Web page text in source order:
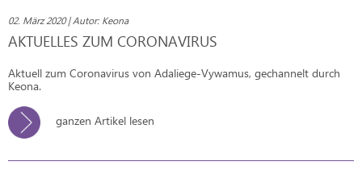
02. März 2020 | Autor: Keona
AKTUELLES ZUM CORONAVIRUS
Aktuell zum Coronavirus von Adaliege-Vywamus, gechannelt durch
Keona.
ganzen Artikel lesen